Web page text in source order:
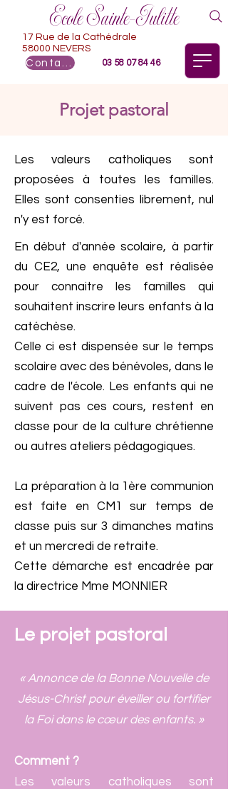
Ecole Sainte-Julitte
03 58 07 84 46
17 Rue de la Cathédrale
58000 NEVERS
Projet pastoral
Les valeurs catholiques sont
proposées à toutes les familles.
Elles sont consenties librement, nul
n'y est forcé.
En début d'année scolaire, à partir
du CE2, une enquête est réalisée
pour connaitre les familles qui
souhaitent inscrire leurs enfants à la
catéchèse.
Celle ci est dispensée sur le temps
scolaire avec des bénévoles, dans le
cadre de l'école. Les enfants qui ne
suivent pas ces cours, restent en
classe pour de la culture chrétienne
ou autres ateliers pédagogiques.
La préparation à la 1ère communion
est faite en CM1 sur temps de
classe puis sur 3 dimanches matins
et un mercredi de retraite.
Cette démarche est encadrée par
la directrice Mme MONNIER
Le projet pastoral
« Annonce de la Bonne Nouvelle de
Jésus-Christ pour éveiller ou fortifier
la Foi dans le cœur des enfants. »
Comment ?
Les valeurs catholiques sont